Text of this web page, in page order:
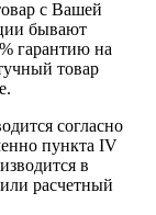
с Вашей
бывают
гарантию на
товар
согласно
пункта IV
в
расчетный